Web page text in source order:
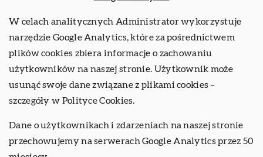
W celach analitycznych Administrator wykorzystuje
narzędzie Google Analytics, które za pośrednictwem
plików cookies zbiera informacje o zachowaniu
użytkowników na naszej stronie. Użytkownik może
usunąć swoje dane związane z plikami cookies –
szczegóły w Polityce Cookies.
Dane o użytkownikach i zdarzeniach na naszej stronie
przechowujemy na serwerach Google Analytics przez 50